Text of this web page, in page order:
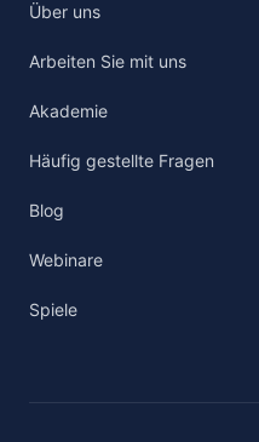
Über uns
Arbeiten Sie mit uns
Akademie
Häufig gestellte Fragen
Blog
Webinare
Spiele